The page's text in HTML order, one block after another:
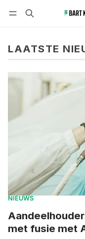
LAATSTE
NIEUWS
met fusie met